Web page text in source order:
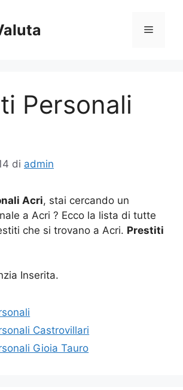
Menu
Personali
di admin
Acri, stai cercando un
a Acri ? Ecco la lista di tutte
che si trovano a Acri. Prestiti
Inserita.
Castrovillari
Gioia Tauro